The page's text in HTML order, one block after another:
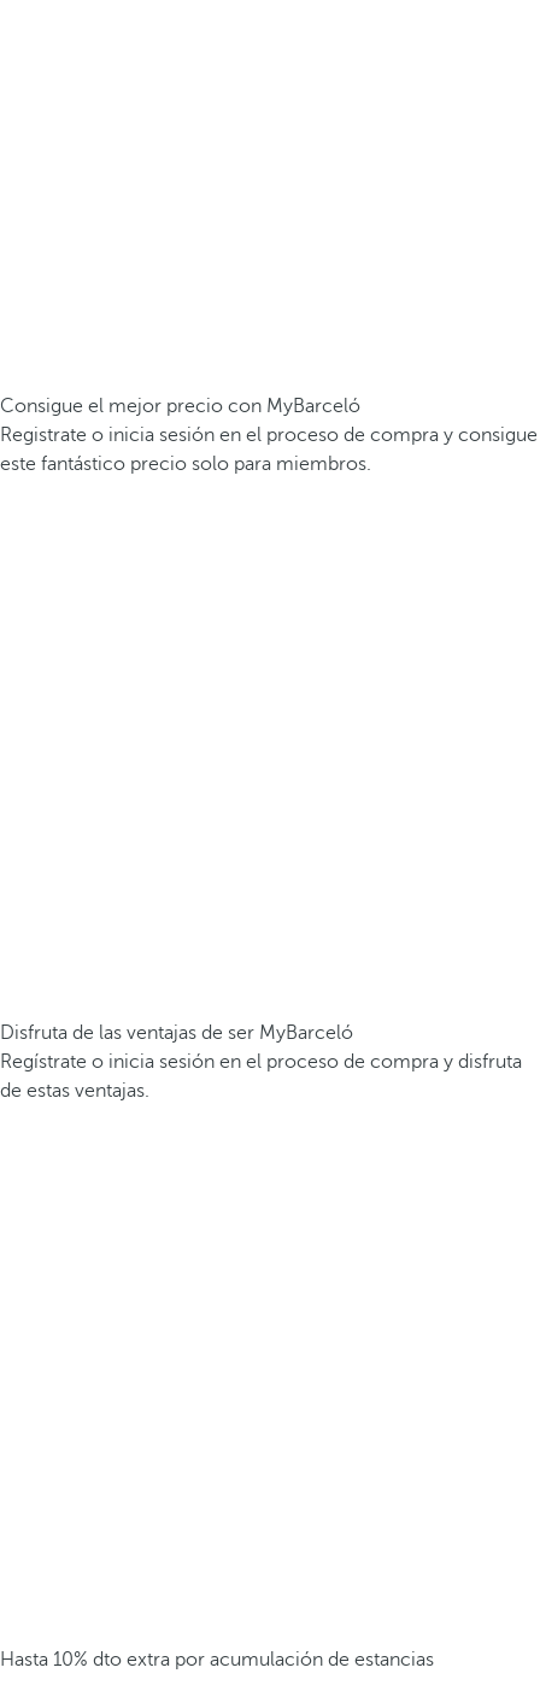
Consigue el mejor precio con MyBarceló
Registrate o inicia sesión en el proceso de compra y consigue
este fantástico precio solo para miembros.
Disfruta de las ventajas de ser MyBarceló
Regístrate o inicia sesión en el proceso de compra y disfruta
de estas ventajas.
Hasta 10% dto extra por acumulación de estancias